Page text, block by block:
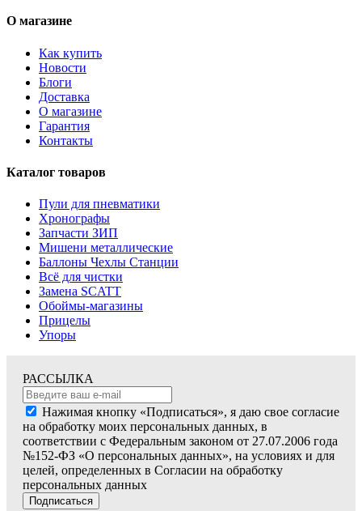
О магазине
Как купить
Новости
Блоги
Доставка
О магазине
Гарантия
Контакты
Каталог товаров
Пули для пневматики
Хронографы
Запчасти ЗИП
Мишени металлические
Баллоны Чехлы Станции
Всё для чистки
Замена SCATT
Обоймы-магазины
Прицелы
Упоры
РАССЫЛКА
Нажимая кнопку «Подписаться», я даю свое согласие
на обработку моих персональных данных, в
соответствии с Федеральным законом от 27.07.2006 года
№152-ФЗ «О персональных данных», на условиях и для
целей, определенных в Согласии на обработку
персональных данных
Подписаться